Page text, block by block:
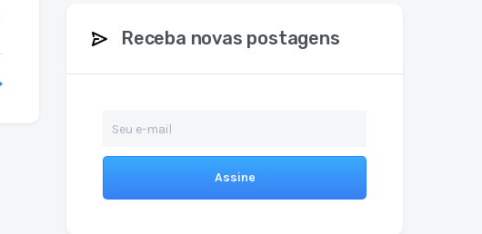
Receba novas postagens